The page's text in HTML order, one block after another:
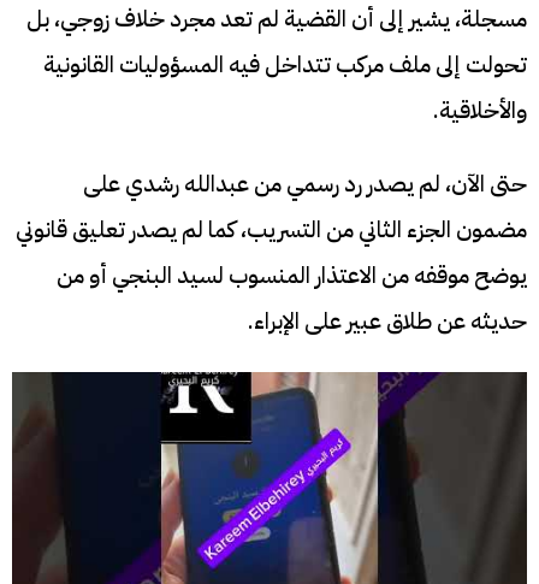
مسجلة، يشير إلى أن القضية لم تعد مجرد خلاف زوجي، بل
تحولت إلى ملف مركب تتداخل فيه المسؤوليات القانونية
والأخلاقية.
حتى الآن، لم يصدر رد رسمي من عبدالله رشدي على
مضمون الجزء الثاني من التسريب، كما لم يصدر تعليق قانوني
يوضح موقفه من الاعتذار المنسوب لسيد البنجي أو من
حديثه عن طلاق عبير على الإبراء.